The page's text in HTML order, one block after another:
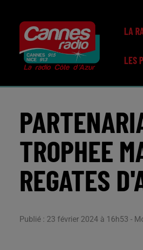
LA
LES
TROPHEE
REGATES
Publié : 23 février 2024 à 16h53 -